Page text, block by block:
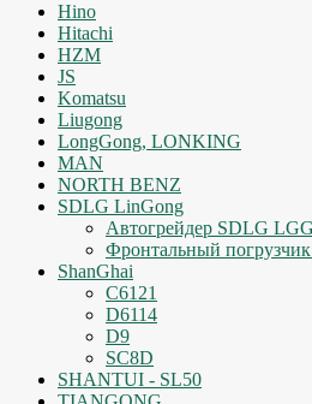
Hino
Hitachi
HZM
JS
Komatsu
Liugong
LongGong, LONKING
MAN
NORTH BENZ
SDLG LinGong
Автогрейдер SDLG
Фронтальный
ShanGhai
C6121
D6114
D9
SC8D
SHANTUI - SL50